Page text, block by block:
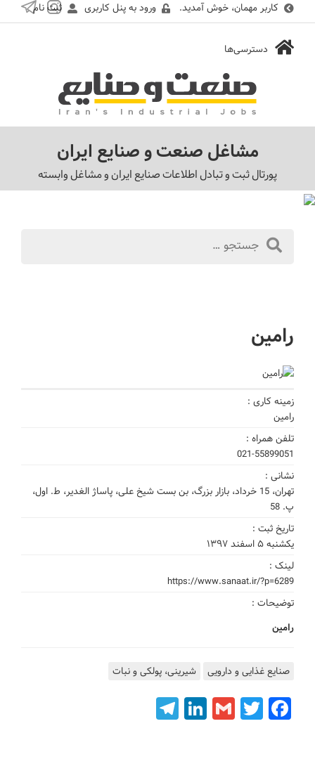
کاربر مهمان، خوش آمدید. ورود به پنل کاربری ثبت نام
مشاغل صنعت و صنایع ایران
پورتال ثبت و تبادل اطلاعات صنایع ایران و مشاغل وابسته
رامین
زمینه کاری :
رامین
تلفن همراه :
021-55899051
نشانی :
تهران، 15 خرداد، بازار بزرگ، بن بست شیخ علی، پاساژ الغدیر، ط. اول،
پ. 58
تاریخ ثبت :
یکشنبه ۵ اسفند ۱۳۹۷
لینک :
https://www.sanaat.ir/?p=6289
توضیحات :
رامین
صنایع غذایی و دارویی شیرینی، پولکی و نبات
Facebook
Twitter
Gmail
LinkedIn